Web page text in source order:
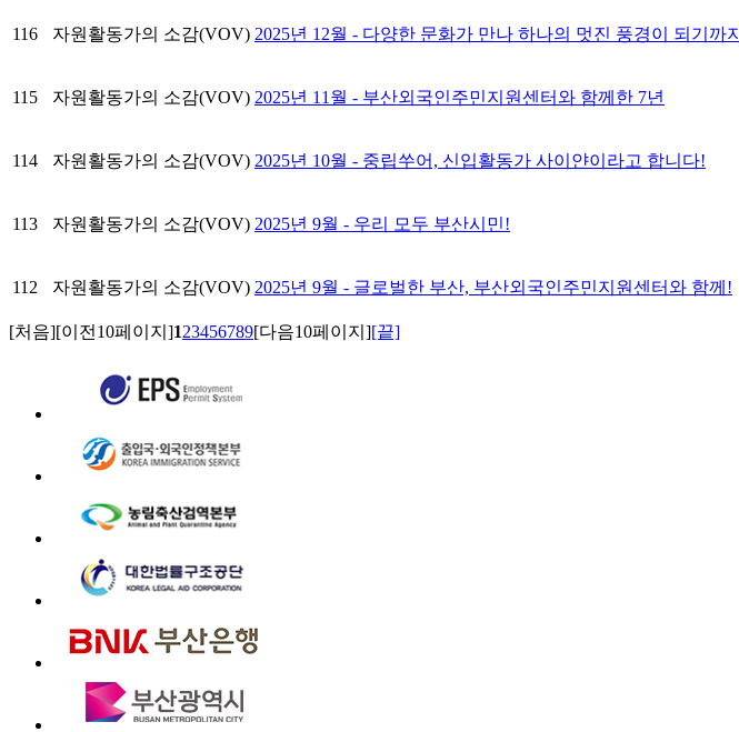
116 자원활동가의 소감(VOV) 2025년 12월 - 다양한 문화가 만나 하나의 멋진 풍경이 되기까지
115 자원활동가의 소감(VOV) 2025년 11월 - 부산외국인주민지원센터와 함께한 7년
114 자원활동가의 소감(VOV) 2025년 10월 - 중립쑤어, 신입활동가 사이얀이라고 합니다!
113 자원활동가의 소감(VOV) 2025년 9월 - 우리 모두 부산시민!
112 자원활동가의 소감(VOV) 2025년 9월 - 글로벌한 부산, 부산외국인주민지원센터와 함께!
[처음][이전10페이지]123456789[다음10페이지][끝]